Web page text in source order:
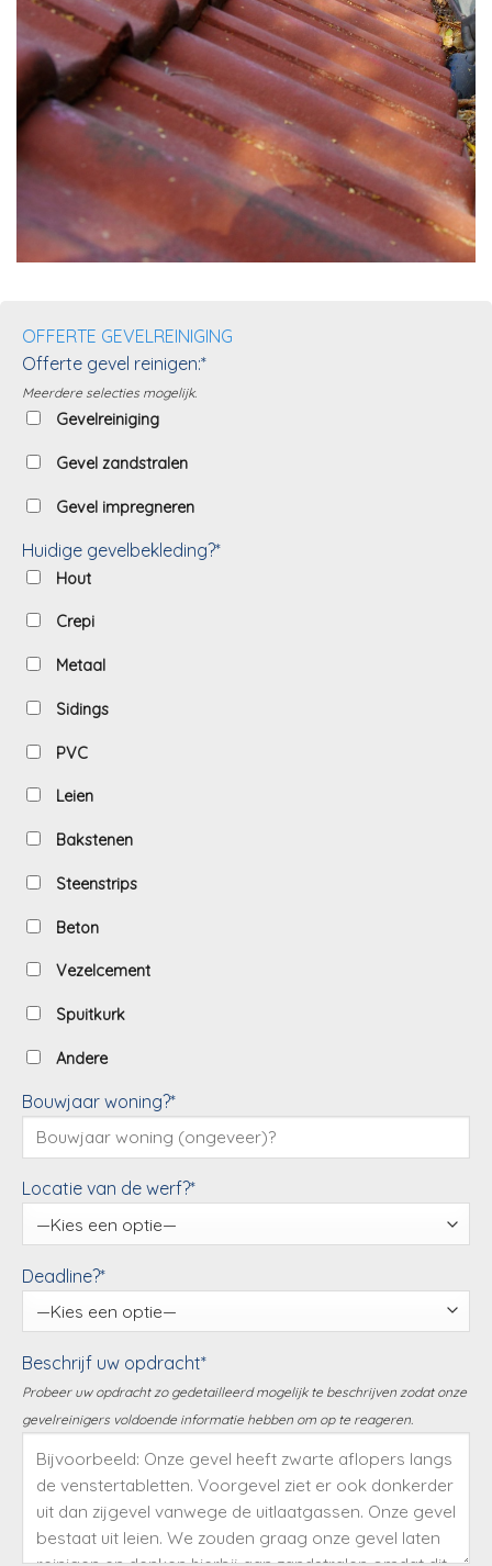
OFFERTE GEVELREINIGING
Offerte gevel reinigen:*
Meerdere selecties mogelijk.
Gevelreiniging
Gevel zandstralen
Gevel impregneren
Huidige gevelbekleding?*
Hout
Crepi
Metaal
Sidings
PVC
Leien
Bakstenen
Steenstrips
Beton
Vezelcement
Spuitkurk
Andere
Bouwjaar woning?*
Locatie van de werf?*
Deadline?*
Beschrijf uw opdracht*
Probeer uw opdracht zo gedetailleerd mogelijk te beschrijven zodat onze
gevelreinigers voldoende informatie hebben om op te reageren.